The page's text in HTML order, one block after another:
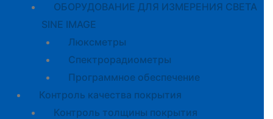
ОБОРУДОВАНИЕ ДЛЯ ИЗМЕРЕНИЯ СВЕТА
SINE IMAGE
Люксметры
Спектрорадиометры
Программное обеспечение
Контроль качества покрытия
Контроль толщины покрытия